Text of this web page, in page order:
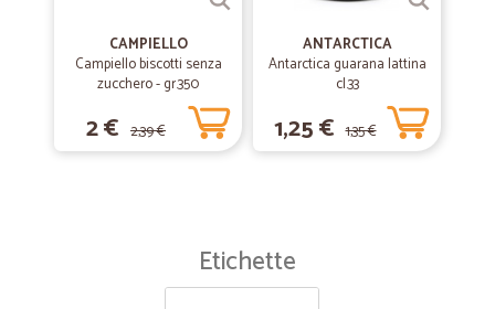
CAMPIELLO
Campiello biscotti senza
zucchero - gr.350
2 € 2,39 €
ANTARCTICA
Antarctica guarana lattina
cl.33
1,25 € 1,35 €
Etichette